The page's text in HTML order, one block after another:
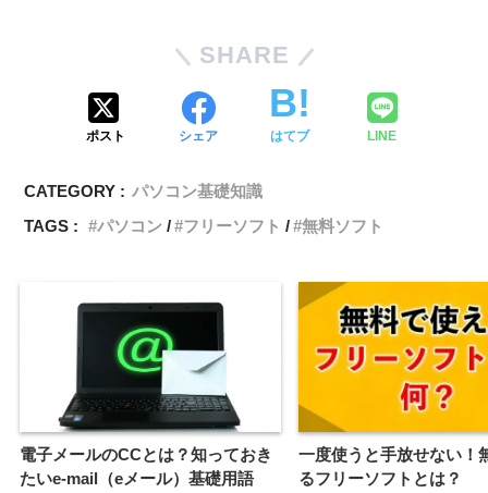
SHARE
ポスト シェア はてブ LINE
CATEGORY : パソコン基礎知識
TAGS :
パソコン フリーソフト 無料ソフト
電子メールのCCとは？知っておき
たいe-mail（eメール）基礎用語
一度使うと手放せない！
るフリーソフトとは？